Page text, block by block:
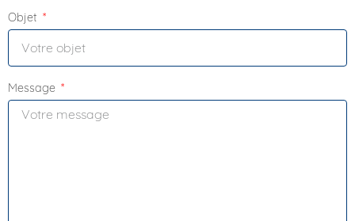
Objet
Message